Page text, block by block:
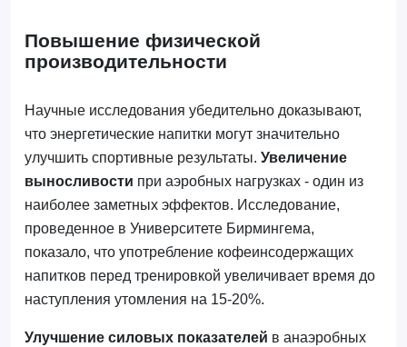
Повышение физической
производительности
Научные исследования убедительно доказывают,
что энергетические напитки могут значительно
улучшить спортивные результаты. Увеличение
выносливости при аэробных нагрузках - один из
наиболее заметных эффектов. Исследование,
проведенное в Университете Бирмингема,
показало, что употребление кофеинсодержащих
напитков перед тренировкой увеличивает время до
наступления утомления на 15-20%.
Улучшение силовых показателей в анаэробных